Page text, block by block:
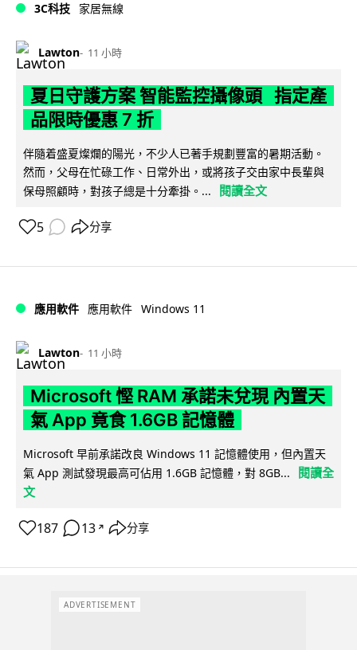
3C科技 家居無線
Lawton 11 小時
夏日守護方案 智能監控攝像頭 指定產
品限時優惠 7 折
伴隨着盛夏燦爛的陽光，不少人已著手規劃豐富的暑期活動。
然而，父母在忙碌工作、日常外出，或將孩子交由家中長輩與
保母照顧時，對孩子總是十分牽掛。...
閱讀全文
5 分享
應用軟件 應用軟件 Windows 11
Lawton 11 小時
Microsoft 慳 RAM 承諾未兌現 內置天
氣 App 竟食 1.6GB 記憶體
Microsoft 早前承諾改良 Windows 11 記憶體使用，但內置天
氣 App 測試發現最高可佔用 1.6GB 記憶體，對 8GB...
閱讀全
文
187 13 ↗ 分享
ADVERTISEMENT